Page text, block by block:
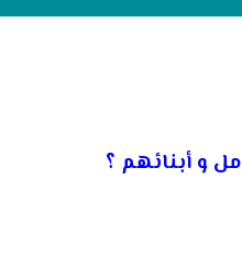
و أبنائهم ؟